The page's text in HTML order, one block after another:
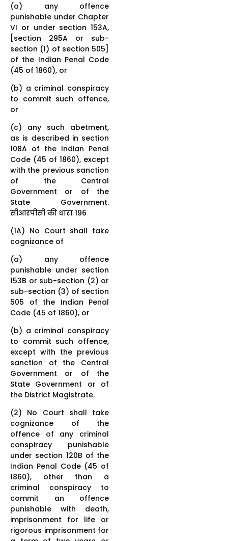
(a) any offence
punishable under Chapter
VI or under section 153A,
[section 295A or sub-
section (1) of section 505]
of the Indian Penal Code
(45 of 1860), or
(b) a criminal conspiracy
to commit such offence,
or
(c) any such abetment,
as is described in section
108A of the Indian Penal
Code (45 of 1860), except
with the previous sanction
of the Central
Government or of the
State Government.
सीआरपीसी की धारा 196
(1A) No Court shall take
cognizance of
(a) any offence
punishable under section
153B or sub-section (2) or
sub-section (3) of section
505 of the Indian Penal
Code (45 of 1860), or
(b) a criminal conspiracy
to commit such offence,
except with the previous
sanction of the Central
Government or of the
State Government or of
the District Magistrate.
(2) No Court shall take
cognizance of the
offence of any criminal
conspiracy punishable
under section 120B of the
Indian Penal Code (45 of
1860), other than a
criminal conspiracy to
commit an offence
punishable with death,
imprisonment for life or
rigorous imprisonment for